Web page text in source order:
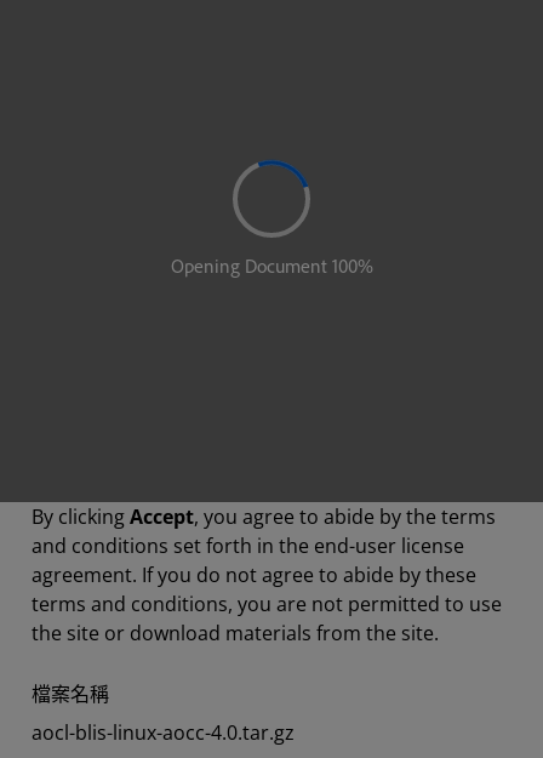
By clickingAccept, you agree to abide by the terms
and conditions set forth in the end-user license
agreement. If you do not agree to abide by these
terms and conditions, you are not permitted to use
the site or download materials from the site.
檔案名稱
aocl-blis-linux-aocc-4.0.tar.gz